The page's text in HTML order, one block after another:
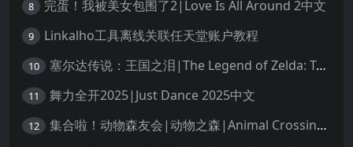
8 完蛋！我被美女包围了2|Love Is All Around 2中文
9 Linkalho工具离线关联任天堂账户教程
10 塞尔达传说：王国之泪|The Legend of Zelda: Tears of the Kingdom中文
11 舞力全开2025|Just Dance 2025中文
12 集合啦！动物森友会|动物之森|Animal Crossing: New Horizons中文